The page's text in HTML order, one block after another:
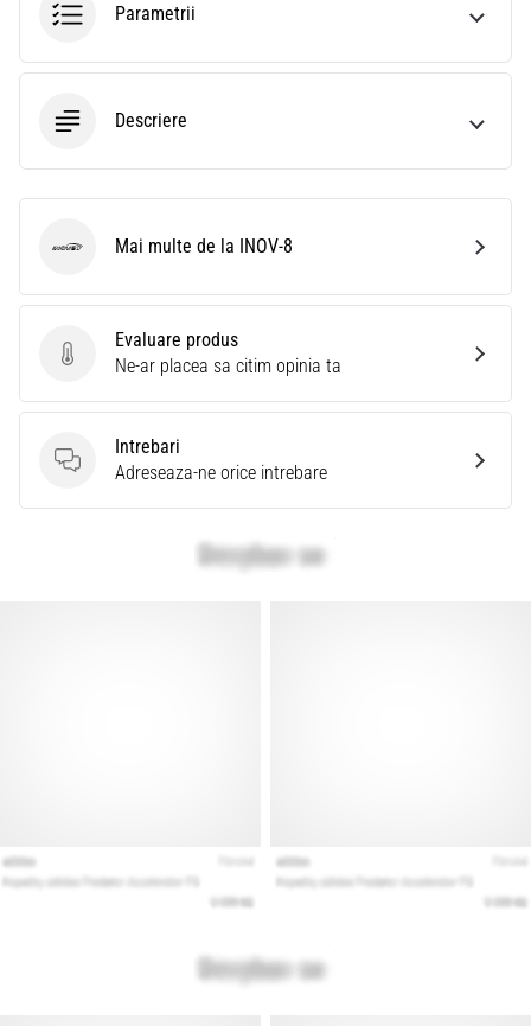
Parametrii
Descriere
Evaluare produs
Evaluare produs
Ne-ar placea sa citim opinia ta
Intrebari
Intrebari
Adreseaza-ne orice intrebare
INOV-8Mai multe de la INOV-8